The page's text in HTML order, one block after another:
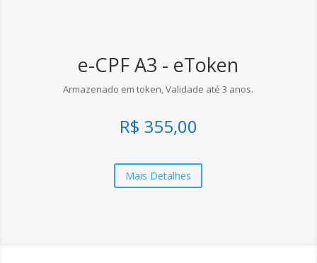
e-CPF A3 - eToken
Armazenado em token, Validade até 3 anos.
R$ 355,00
Mais Detalhes